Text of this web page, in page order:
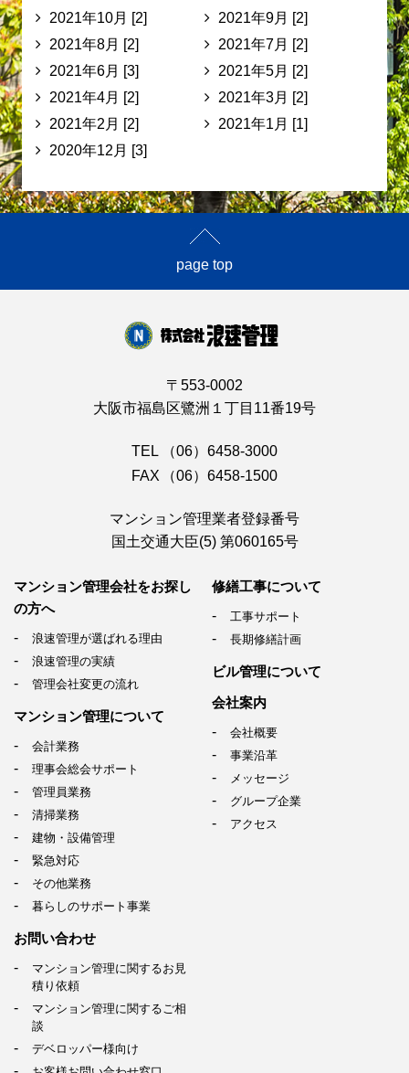
2021年10月 [2]
2021年9月 [2]
2021年8月 [2]
2021年7月 [2]
2021年6月 [3]
2021年5月 [2]
2021年4月 [2]
2021年3月 [2]
2021年2月 [2]
2021年1月 [1]
2020年12月 [3]
page top
〒553-0002
大阪市福島区鷺洲１丁目11番19号
TEL
（06）6458-3000
FAX
（06）6458-1500
マンション管理業者登録番号
国土交通大臣(5) 第060165号
マンション管理会社をお探し
の方へ
浪速管理が選ばれる理由
浪速管理の実績
管理会社変更の流れ
マンション管理について
会計業務
理事会総会サポート
管理員業務
清掃業務
建物・設備管理
緊急対応
その他業務
暮らしのサポート事業
修繕工事について
工事サポート
長期修繕計画
ビル管理について
会社案内
会社概要
事業沿革
メッセージ
グループ企業
アクセス
お問い合わせ
マンション管理に関するお見
積り依頼
マンション管理に関するご相
談
デベロッパー様向け